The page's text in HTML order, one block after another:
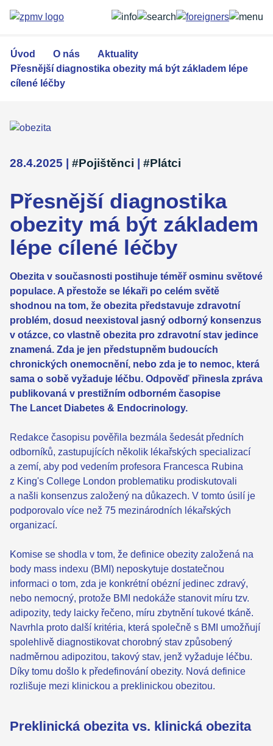
obsahu
Úvod O nás
Aktuality
Přesnější diagnostika obezity má být základem lépe
cílené léčby
28.4.2025 #Pojištěnci #Plátci
Přesnější diagnostika
obezity má být základem
lépe cílené léčby
Obezita v současnosti postihuje téměř osminu světové
populace. A přestože se lékaři po celém světě
shodnou na tom, že obezita představuje zdravotní
problém, dosud neexistoval jasný odborný konsenzus
v otázce, co vlastně obezita pro zdravotní stav jedince
znamená. Zda je jen předstupněm budoucích
chronických onemocnění, nebo zda je to nemoc, která
sama o sobě vyžaduje léčbu. Odpověď přinesla zpráva
publikovaná v prestižním odborném časopise
The Lancet Diabetes & Endocrinology.
Redakce časopisu pověřila bezmála šedesát předních
odborníků, zastupujících několik lékařských specializací
a zemí, aby pod vedením profesora Francesca Rubina
z King's College London problematiku prodiskutovali
a našli konsenzus založený na důkazech. V tomto úsilí je
podporovalo více než 75 mezinárodních lékařských
organizací.
Komise se shodla v tom, že definice obezity založená na
body mass indexu (BMI) neposkytuje dostatečnou
informaci o tom, zda je konkrétní obézní jedinec zdravý,
nebo nemocný, protože BMI nedokáže stanovit míru tzv.
adipozity, tedy laicky řečeno, míru zbytnění tukové tkáně.
Navrhla proto další kritéria, která společně s BMI umožňují
spolehlivě diagnostikovat chorobný stav způsobený
nadměrnou adipozitou, takový stav, jenž vyžaduje léčbu.
Díky tomu došlo k předefinování obezity. Nová definice
rozlišuje mezi klinickou a preklinickou obezitou.
Preklinická obezita vs. klinická obezita